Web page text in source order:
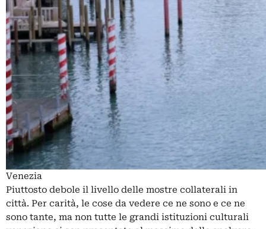
Venezia
Piuttosto debole il livello delle mostre collaterali in
città. Per carità, le cose da vedere ce ne sono e ce ne
sono tante, ma non tutte le grandi istituzioni culturali